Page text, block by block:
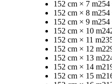
152 cm × 7 m254
152 cm × 8 m254
152 cm × 9 m254
152 cm × 10 m
152 cm × 11 m
152 cm × 12 m
152 cm × 13 m
152 cm × 14 m
152 cm × 15 m